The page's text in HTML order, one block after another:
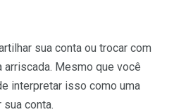
sua conta ou trocar com
arriscada. Mesmo que você
interpretar isso como uma
conta.